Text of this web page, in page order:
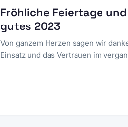
Fröhliche Feiertage
gutes 2023
Von ganzem Herzen sagen wir
Einsatz und das Vertrauen im